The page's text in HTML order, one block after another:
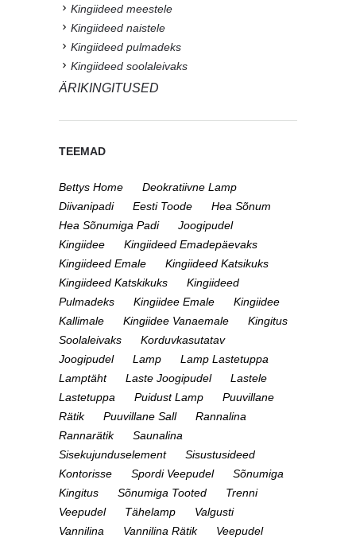
Kingiideed meestele
Kingiideed naistele
Kingiideed pulmadeks
Kingiideed soolaleivaks
ÄRIKINGITUSED
TEEMAD
Bettys Home
Deokratiivne Lamp
Diivanipadi
Eesti Toode
Hea Sõnum
Hea Sõnumiga Padi
Joogipudel
Kingiidee
Kingiideed Emadepäevaks
Kingiideed Emale
Kingiideed Katsikuks
Kingiideed Katskikuks
Kingiideed
Pulmadeks
Kingiidee Emale
Kingiidee
Kallimale
Kingiidee Vanaemale
Kingitus
Soolaleivaks
Korduvkasutatav
Joogipudel
Lamp
Lamp Lastetuppa
Lamptäht
Laste Joogipudel
Lastele
Lastetuppa
Puidust Lamp
Puuvillane
Rätik
Puuvillane Sall
Rannalina
Rannarätik
Saunalina
Sisekujunduselement
Sisustusideed
Kontorisse
Spordi Veepudel
Sõnumiga
Kingitus
Sõnumiga Tooted
Trenni
Veepudel
Tähelamp
Valgusti
Vannilina
Vannilina Rätik
Veepudel